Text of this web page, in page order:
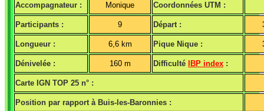
Accompagnateur : Monique Coordonnées UTM :
Participants : 9 Départ :
Longueur : 6,6 km Pique Nique :
Dénivelée : 160 m Difficulté IBP index :
Carte IGN TOP 25 n° :
Position par rapport à Buis-les-Baronnies :